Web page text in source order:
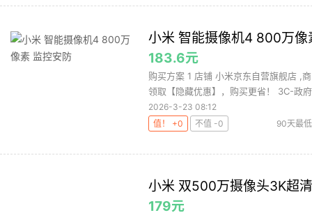
小米 智能摄像机4 800万像
183.6元
购买方案 1 店铺 小米京东自营旗舰店 ,
领取【隐藏优惠】，购买更省！ 3C-政
2026-3-23 08:12
值！ +0
不值 -0
90天最低
小米 双500万摄像头3K超
179元